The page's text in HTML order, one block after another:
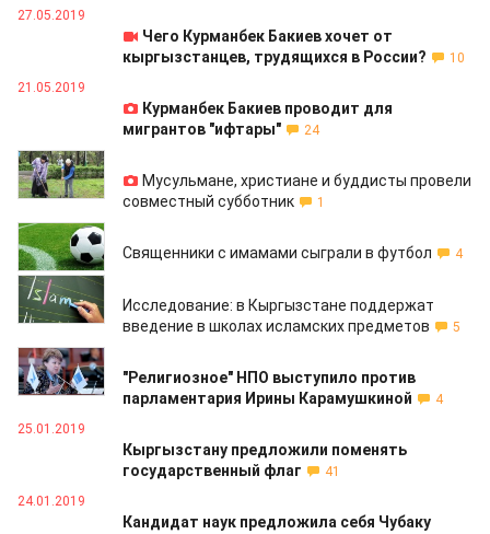
27.05.2019
Чего Курманбек Бакиев хочет от
кыргызстанцев, трудящихся в России?
10
21.05.2019
Курманбек Бакиев проводит для
мигрантов "ифтары"
24
08.04.2019
Мусульмане, христиане и буддисты провели
совместный субботник
1
05.04.2019
Священники с имамами сыграли в футбол
4
04.03.2019
Исследование: в Кыргызстане поддержат
введение в школах исламских предметов
5
08.02.2019
"Религиозное" НПО выступило против
парламентария Ирины Карамушкиной
4
25.01.2019
Кыргызстану предложили поменять
государственный флаг
41
24.01.2019
Кандидат наук предложила себя Чубаку